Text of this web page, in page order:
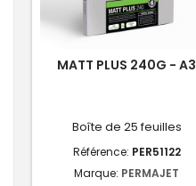
MATT PLUS 240G - A3
Boîte de 25 feuilles
Référence: PER51122
Marque: PERMAJET